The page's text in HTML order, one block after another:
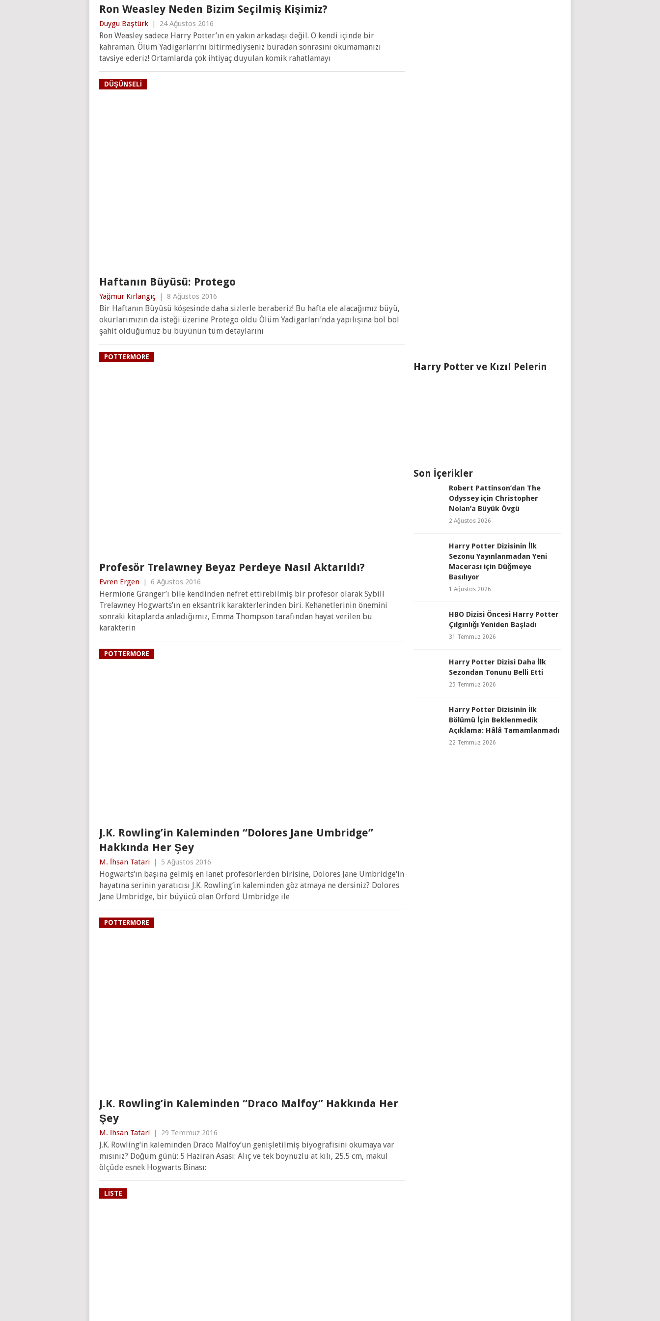
Ron Weasley Neden Bizim Seçilmiş Kişimiz?
Duygu Baştürk | 24 Ağustos 2016
Ron Weasley sadece Harry Potter’ın en yakın arkadaşı değil. O kendi içinde bir
kahraman. Ölüm Yadigarları‘nı bitirmediyseniz buradan sonrasını okumamanızı
tavsiye ederiz! Ortamlarda çok ihtiyaç duyulan komik rahatlamayı
DÜŞÜNSELI
Haftanın Büyüsü: Protego
Yağmur Kırlangıç | 8 Ağustos 2016
Bir Haftanın Büyüsü köşesinde daha sizlerle beraberiz! Bu hafta ele alacağımız büyü,
okurlarımızın da isteği üzerine Protego oldu Ölüm Yadigarları’nda yapılışına bol bol
şahit olduğumuz bu büyünün tüm detaylarını
POTTERMORE
Profesör Trelawney Beyaz Perdeye Nasıl Aktarıldı?
Evren Ergen 6 Ağustos 2016
Hermione Granger’ı bile kendinden nefret ettirebilmiş bir profesör olarak Sybill
Trelawney Hogwarts’ın en eksantrik karakterlerinden biri. Kehanetlerinin önemini
sonraki kitaplarda anladığımız, Emma Thompson tarafından hayat verilen bu
karakterin
POTTERMORE
J.K. Rowling’in Kaleminden “Dolores Jane Umbridge”
Hakkında Her Şey
M. İhsan Tatari 5 Ağustos 2016
Hogwarts‘ın başına gelmiş en lanet profesörlerden birisine, Dolores Jane Umbridge‘in
hayatına serinin yaratıcısı J.K. Rowling‘in kaleminden göz atmaya ne dersiniz? Dolores
Jane Umbridge, bir büyücü olan Orford Umbridge ile
POTTERMORE
J.K. Rowling’in Kaleminden “Draco Malfoy” Hakkında Her
Şey
M. İhsan Tatari 29 Temmuz 2016
J.K. Rowling‘in kaleminden Draco Malfoy’un genişletilmiş biyografisini okumaya var
mısınız? Doğum günü: 5 Haziran Asası: Alıç ve tek boynuzlu at kılı, 25.5 cm, makul
ölçüde esnek Hogwarts Binası:
LISTE
Harry Potter ve Kızıl Pelerin
Son İçerikler
Robert Pattinson’dan The
Odyssey için Christopher
Nolan’a Büyük Övgü
2 Ağustos 2026
Harry Potter Dizisinin İlk
Sezonu Yayınlanmadan Yeni
Macerası için Düğmeye
Basılıyor
1 Ağustos 2026
HBO Dizisi Öncesi Harry Potter
Çılgınlığı Yeniden Başladı
31 Temmuz 2026
Harry Potter Dizisi Daha İlk
Sezondan Tonunu Belli Etti
25 Temmuz 2026
Harry Potter Dizisinin İlk
Bölümü İçin Beklenmedik
Açıklama: Hâlâ Tamamlanmadı
22 Temmuz 2026